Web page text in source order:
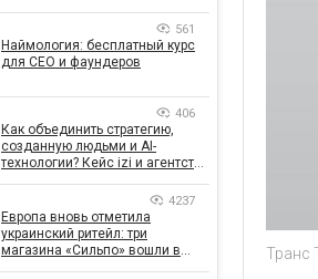
Транс
561
Наймология: бесплатный курс
для CEO и фаундеров
406
Как объединить стратегию,
созданную людьми и AI-
технологии? Кейс izi и агентства
4237
Европа вновь отметила
украинский ритейл: три
магазина «Сильпо» вошли в